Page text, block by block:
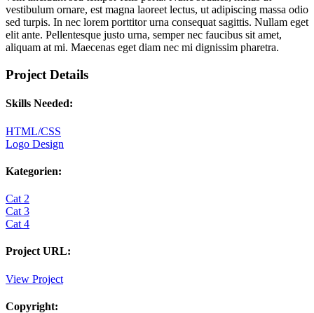
vestibulum ornare, est magna laoreet lectus, ut adipiscing massa odio
sed turpis. In nec lorem porttitor urna consequat sagittis. Nullam eget
elit ante. Pellentesque justo urna, semper nec faucibus sit amet,
aliquam at mi. Maecenas eget diam nec mi dignissim pharetra.
Project Details
Skills Needed:
HTML/CSS
Logo Design
Kategorien:
Cat 2
Cat 3
Cat 4
Project URL:
View Project
Copyright: